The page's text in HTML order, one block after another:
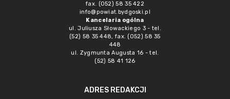
fax. (052) 58 35 422
info@powiat.bydgoski.pl
Kancelaria ogólna
ul. Juliusza Słowackiego 3 - tel.
(52) 58 35 448, fax. (052) 58 35
448
ul. Zygmunta Augusta 16 - tel.
(52) 58 41 126
ADRES REDAKCJI